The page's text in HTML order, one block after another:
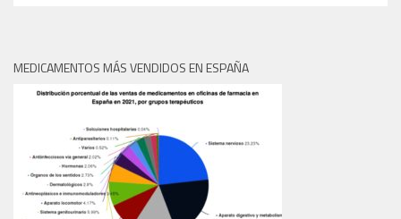
MEDICAMENTOS MÁS VENDIDOS EN ESPAÑA